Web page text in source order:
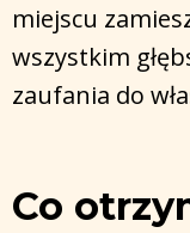
miejscu
wszystkim
zaufania do
Co